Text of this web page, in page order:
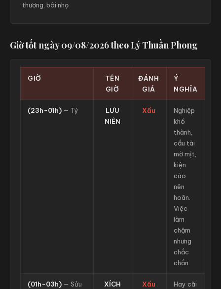
thương, bôi nhọ
Giờ tốt ngày 09/08/2026 theo Lý Thuần Phong
GIỜ
TÊN
GIỜ
ĐÁNH
GIÁ
Ý
NGHĨA
(23h-01h) — Tý
LƯU
NIÊN
Xấu
Nghiệp
khó
thành,
cầu tài
mờ mịt,
kiện
cáo
nên
hoãn.
Việc
làm
chậm
nhưng
chắc
chắn.
(01h-03h) — Sửu
XÍCH
Xấu
Hay cãi